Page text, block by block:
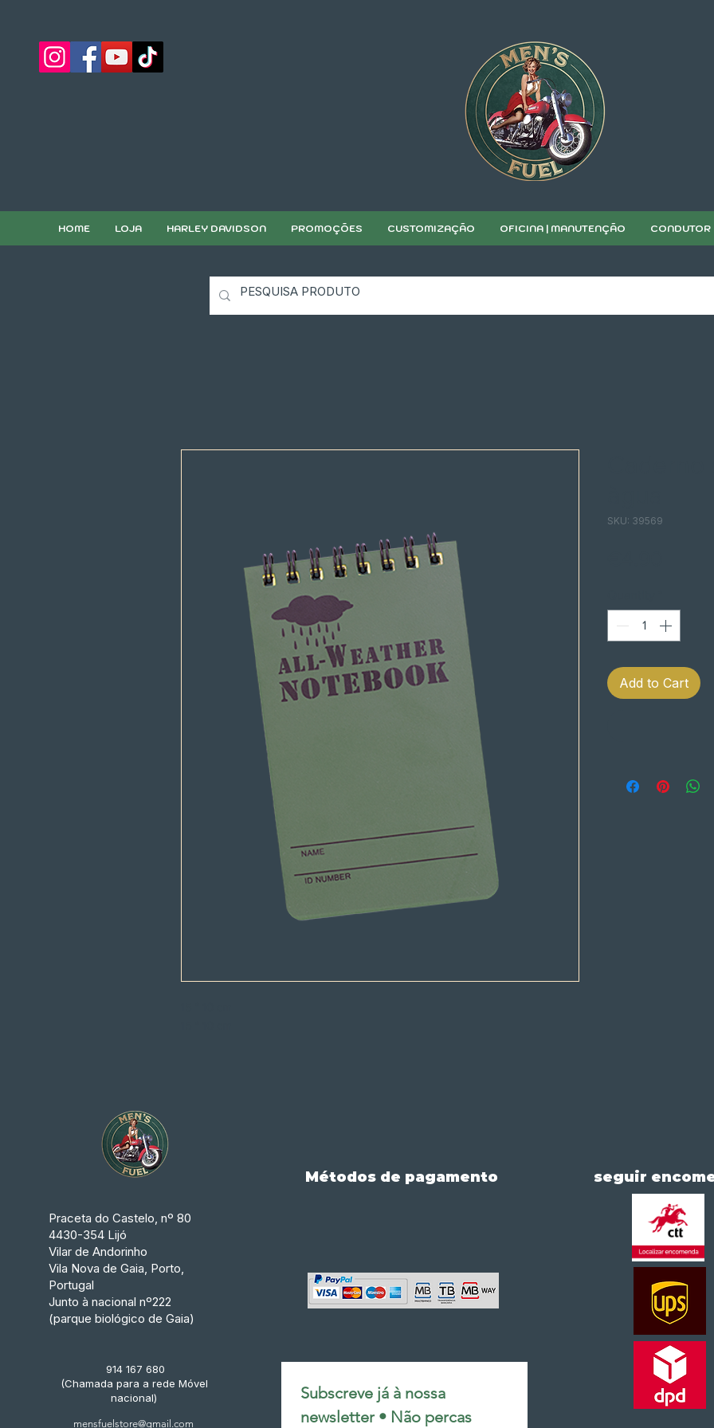
HOME LOJA HARLEY DAVIDSON PROMOÇÕES CUSTOMIZAÇÃO OFICINA | MANUTENÇÃO CONDUTOR
SKU: 39569
Add to Cart
Praceta do Castelo, nº 80
4430-354 Lijó
Vilar de Andorinho
Vila Nova de Gaia, Porto,
Portugal
Junto à nacional nº222
(parque biológico de Gaia)
914 167 680
(Chamada para a rede Móvel
nacional)
mensfuelstore@gmail.com
Métodos de pagamento
Subscreve já à nossa
newsletter • Não percas
seguir